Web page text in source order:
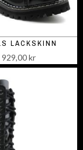
LACKSKINN
929,00 kr